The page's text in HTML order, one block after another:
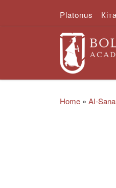
Skip to contentPlatonus
Home » AI-